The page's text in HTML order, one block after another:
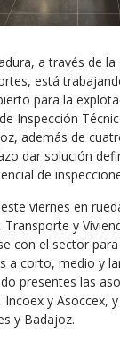
a través de
está
para la
Inspección
además de
dar solución
de
viernes en
y
con el sector
a corto, medio y
presentes las
y Asoccex,
y Badajoz.